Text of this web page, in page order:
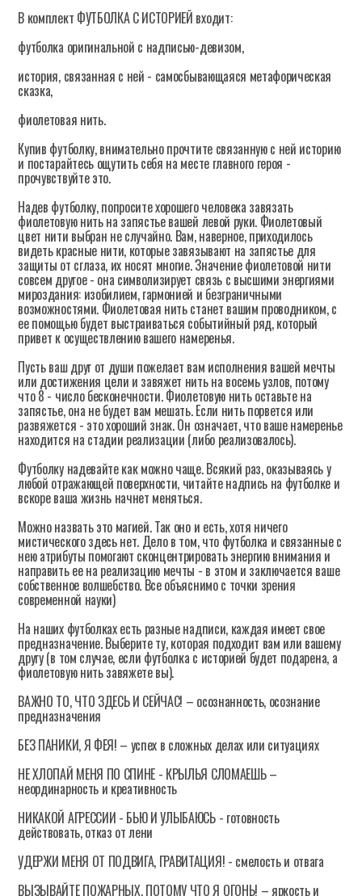
В комплект ФУТБОЛКА С ИСТОРИЕЙ входит:
футболка оригинальной с надписью-девизом,
история, связанная с ней - самосбывающаяся метафорическая
сказка,
фиолетовая нить.
Купив футболку, внимательно прочтите связанную с ней историю
и постарайтесь ощутить себя на месте главного героя -
прочувствуйте это.
Надев футболку, попросите хорошего человека завязать
фиолетовую нить на запястье вашей левой руки. Фиолетовый
цвет нити выбран не случайно. Вам, наверное, приходилось
видеть красные нити, которые завязывают на запястье для
защиты от сглаза, их носят многие. Значение фиолетовой нити
совсем другое - она символизирует связь с высшими энергиями
мироздания: изобилием, гармонией и безграничными
возможностями. Фиолетовая нить станет вашим проводником, с
ее помощью будет выстраиваться событийный ряд, который
привет к осуществлению вашего намеренья.
Пусть ваш друг от души пожелает вам исполнения вашей мечты
или достижения цели и завяжет нить на восемь узлов, потому
что 8 - число бесконечности. Фиолетовую нить оставьте на
запястье, она не будет вам мешать. Если нить порвется или
развяжется - это хороший знак. Он означает, что ваше намеренье
находится на стадии реализации (либо реализовалось).
Футболку надевайте как можно чаще. Всякий раз, оказываясь у
любой отражающей поверхности, читайте надпись на футболке и
вскоре ваша жизнь начнет меняться.
Можно назвать это магией. Так оно и есть, хотя ничего
мистического здесь нет. Дело в том, что футболка и связанные с
нею атрибуты помогают сконцентрировать энергию внимания и
направить ее на реализацию мечты - в этом и заключается ваше
собственное волшебство. Все объяснимо с точки зрения
современной науки)
На наших футболках есть разные надписи, каждая имеет свое
предназначение. Выберите ту, которая подходит вам или вашему
другу (в том случае, если футболка с историей будет подарена, а
фиолетовую нить завяжете вы).
ВАЖНО ТО, ЧТО ЗДЕСЬ И СЕЙЧАС! – осознанность, осознание
предназначения
БЕЗ ПАНИКИ, Я ФЕЯ! – успех в сложных делах или ситуациях
НЕ ХЛОПАЙ МЕНЯ ПО СПИНЕ - КРЫЛЬЯ СЛОМАЕШЬ –
неординарность и креативность
НИКАКОЙ АГРЕССИИ - БЬЮ И УЛЫБАЮСЬ - готовность
действовать, отказ от лени
УДЕРЖИ МЕНЯ ОТ ПОДВИГА, ГРАВИТАЦИЯ! - смелость и отвага
ВЫЗЫВАЙТЕ ПОЖАРНЫХ, ПОТОМУ ЧТО Я ОГОНЬ! – яркость и